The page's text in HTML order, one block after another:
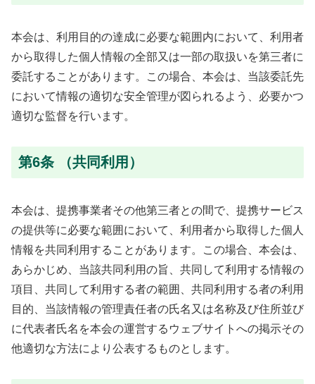
本会は、利用目的の達成に必要な範囲内において、利用者
から取得した個人情報の全部又は一部の取扱いを第三者に
委託することがあります。この場合、本会は、当該委託先
において情報の適切な安全管理が図られるよう、必要かつ
適切な監督を行います。
第6条 （共同利用）
本会は、提携事業者その他第三者との間で、提携サービス
の提供等に必要な範囲において、利用者から取得した個人
情報を共同利用することがあります。この場合、本会は、
あらかじめ、当該共同利用の旨、共同して利用する情報の
項目、共同して利用する者の範囲、共同利用する者の利用
目的、当該情報の管理責任者の氏名又は名称及び住所並び
に代表者氏名を本会の運営するウェブサイトへの掲示その
他適切な方法により公表するものとします。